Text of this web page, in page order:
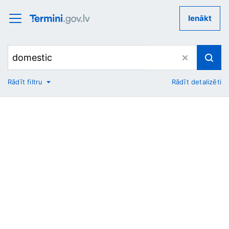
Ienākt
No
Rādīt filtru Rādīt detalizēti